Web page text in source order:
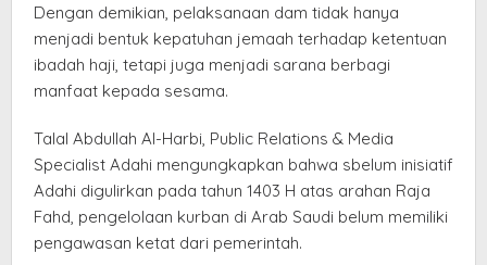
Dengan demikian, pelaksanaan dam tidak hanya
menjadi bentuk kepatuhan jemaah terhadap ketentuan
ibadah haji, tetapi juga menjadi sarana berbagi
manfaat kepada sesama.
Talal Abdullah Al-Harbi, Public Relations & Media
Specialist Adahi mengungkapkan bahwa sbelum inisiatif
Adahi digulirkan pada tahun 1403 H atas arahan Raja
Fahd, pengelolaan kurban di Arab Saudi belum memiliki
pengawasan ketat dari pemerintah.